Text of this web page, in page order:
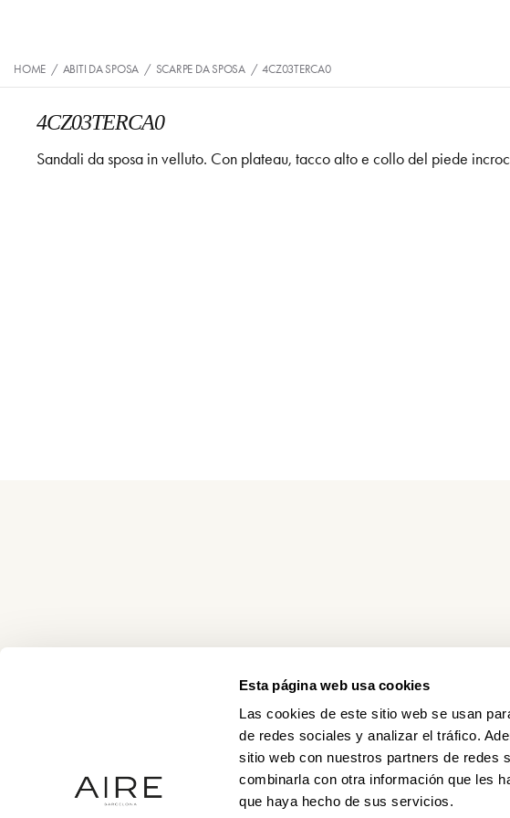
Esta página web usa cookies
Las cookies de este sitio web se usan
de redes sociales y analizar el tráfico.
sitio web con nuestros partners de redes
combinarla con otra información que les
que haya hecho de sus servicios.
HOME / ABITI DA SPOSA / SCARPE DA SPOSA / 4CZ03TERCA0
4CZ03TERCA0
Sandali da sposa in velluto. Con plateau, tacco alto e collo del piede